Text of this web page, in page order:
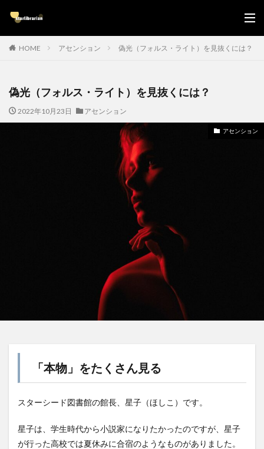
HOME アセンション 偽光（フォルス・ライト）を見抜くには？
偽光（フォルス・ライト）を見抜くには？
2022年10月23日 アセンション
アセンション
「本物」をたくさん見る
スターシード図書館の館長、星子（ほしこ）です。
星子は、学生時代から小説家になりたかったのですが、星子
が行った高校では夏休みに合宿のようなものがありました。